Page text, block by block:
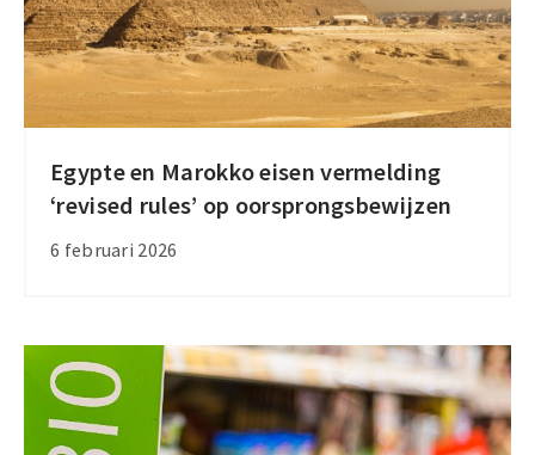
oorsprongsbewijzen
Egypte en Marokko eisen vermelding
‘revised rules’ op oorsprongsbewijzen
6 februari 2026
Egypte
en
Marokko
‘revised
rules’
op
oorsprongsbewijzen